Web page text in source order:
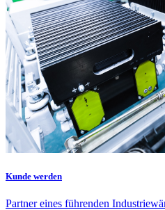
Kunde werden
Partner eines führenden